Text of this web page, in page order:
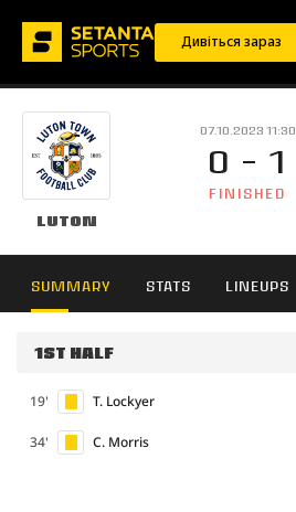
Дивіться зараз
Luton
07.10.2023 11:30
0 - 1
FINISHED
SUMMARY STATS LINEUPS
1ST HALF
19' T. Lockyer
34' C. Morris